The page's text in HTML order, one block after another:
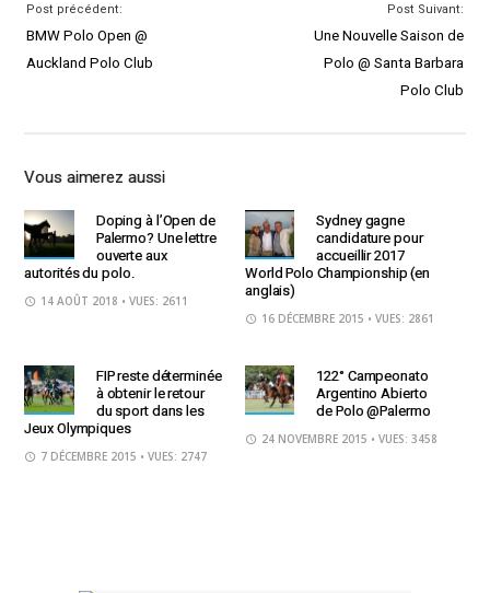
Post précédent:
BMW Polo Open @
Auckland Polo Club
Post Suivant:
Une Nouvelle Saison de
Polo @ Santa Barbara
Polo Club
Vous aimerez aussi
Doping à l’Open de
Palermo? Une lettre
ouverte aux
autorités du polo.
14 AOÛT 2018 • VUES: 2611
Sydney gagne
candidature pour
accueillir 2017
World Polo Championship (en
anglais)
16 DÉCEMBRE 2015 • VUES: 2861
FIP reste déterminée
à obtenir le retour
du sport dans les
Jeux Olympiques
7 DÉCEMBRE 2015 • VUES: 2747
122° Campeonato
Argentino Abierto
de Polo @Palermo
24 NOVEMBRE 2015 • VUES: 3458